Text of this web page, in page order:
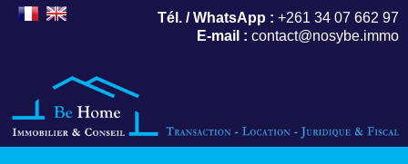
Tél. / WhatsApp : +261 34 07 662 97
E-mail : contact@nosybe.immo